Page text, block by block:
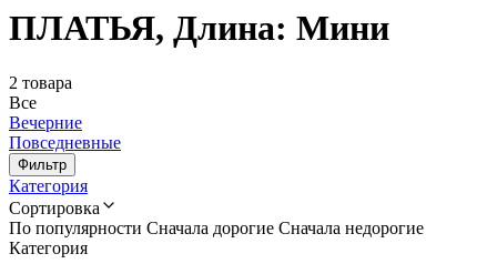
ПЛАТЬЯ, Длина: Мини
2 товара
Все
Вечерние
Повседневные
Фильтр
Категория
Сортировка
По популярности Сначала дорогие Сначала недорогие
Категория